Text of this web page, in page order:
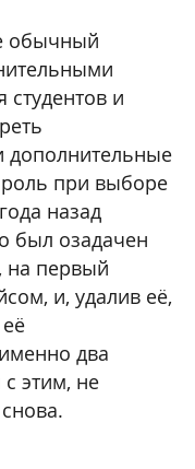
обычный
и
дополнительные
при выборе
назад
был озадачен
на первый
и, удалив её,
два
с этим, не